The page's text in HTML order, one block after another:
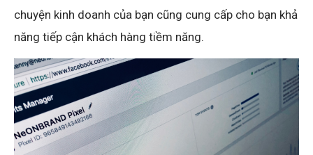
chuyện kinh doanh của bạn cũng cung cấp cho bạn khả
năng tiếp cận khách hàng tiềm năng.